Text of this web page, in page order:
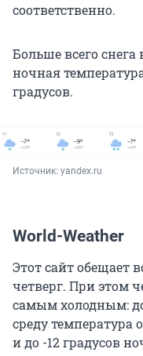
соответственно.
Больше всего
ночная
градусов.
Источник: yandex.ru
World-Weather
Этот сайт обещает
четверг. При этом
самым холодным:
среду температура
и до -12 градусов